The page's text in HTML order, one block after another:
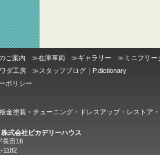
ご案内 ≫在庫車両 ≫ギャラリー ≫ ミニフリー
ダ工房 ≫スタッフブログ｜P.dictionary
ポリシー
金塗装・チューニング・ドレスアップ・レストア
式会社ピカデリーハウス
長田16
1182